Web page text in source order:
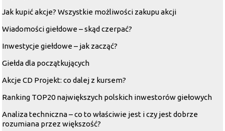
Jak kupić akcje? Wszystkie możliwości zakupu akcji
Wiadomości giełdowe – skąd czerpać?
Inwestycje giełdowe – jak zacząć?
Giełda dla początkujących
Akcje CD Projekt: co dalej z kursem?
Ranking TOP20 największych polskich inwestorów giełowych
Analiza techniczna – co to właściwie jest i czy jest dobrze
rozumiana przez większość?